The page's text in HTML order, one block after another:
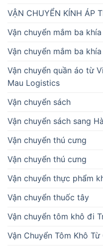
VẬN CHUYỂN KÍNH ÁP
Vận chuyển mắm ba khía
Vận chuyển mắm ba
Vận chuyển quần áo từ
Mau Logistics
Vận chuyển sách
Vận chuyển sách sang
Vận chuyển thú cưng
Vận chuyển thú cưng
Vận chuyển thực phẩm
Vận chuyển thuốc tây
Vận chuyển tôm khô đi
Vận Chuyển Tôm Khô